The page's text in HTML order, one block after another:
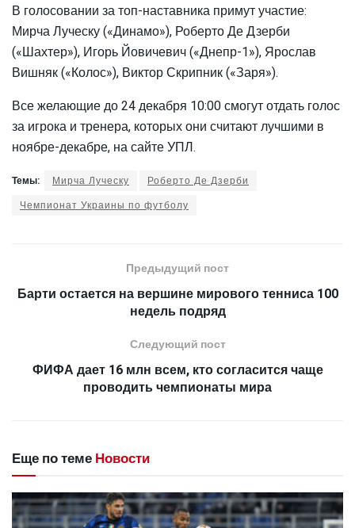
В голосовании за топ-наставника примут участие:
Мирча Луческу («Динамо»), Роберто Де Дзерби
(«Шахтер»), Игорь Йовичевич («Днепр-1»), Ярослав
Вишняк («Колос»), Виктор Скрипник («Заря»).
Все желающие до 24 декабря 10:00 смогут отдать голос
за игрока и тренера, которых они считают лучшими в
ноябре-декабре, на сайте УПЛ.
Темы: Мирча Луческу
Роберто Де Дзерби
Чемпионат Украины по футболу
Предыдущий пост
Барти остается на вершине мирового тенниса 100
недель подряд
Следующий пост
ФИФА дает 16 млн всем, кто согласится чаще
проводить чемпионаты мира
Еще по теме Новости